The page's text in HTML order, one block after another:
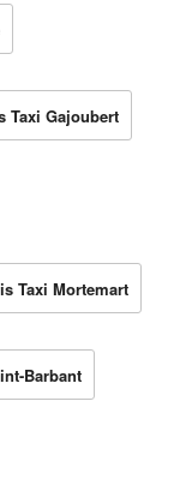
Taxi Gajoubert
Taxi Mortemart
Barbant